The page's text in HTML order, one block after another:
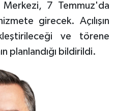
Merkezi, 7 Temmuz'da
girecek. Açılışın
ve törene
planlandığı bildirildi.